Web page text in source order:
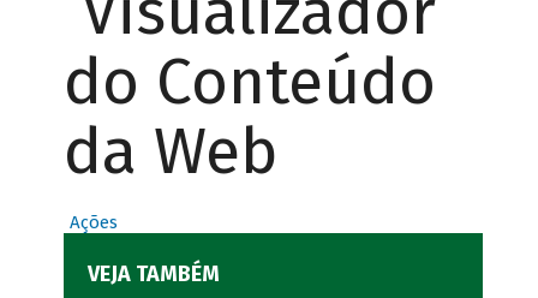
do Conteúdo
da Web
Ações
VEJA TAMBÉM